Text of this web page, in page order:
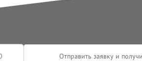
Отправить заявку и